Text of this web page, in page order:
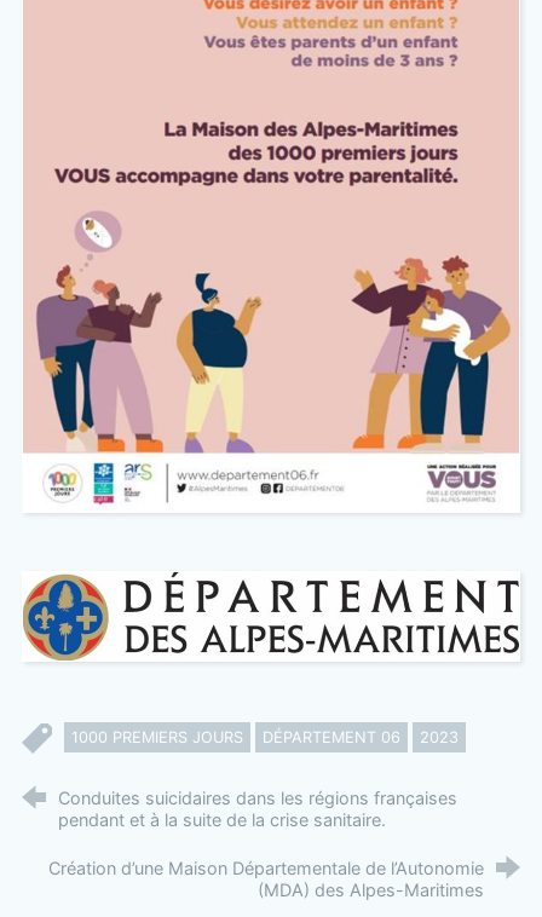
1000 PREMIERS JOURS DÉPARTEMENT 06 2023
Conduites suicidaires dans les régions françaises
pendant et à la suite de la crise sanitaire.
Création d’une Maison Départementale de l’Autonomie
(MDA) des Alpes-Maritimes